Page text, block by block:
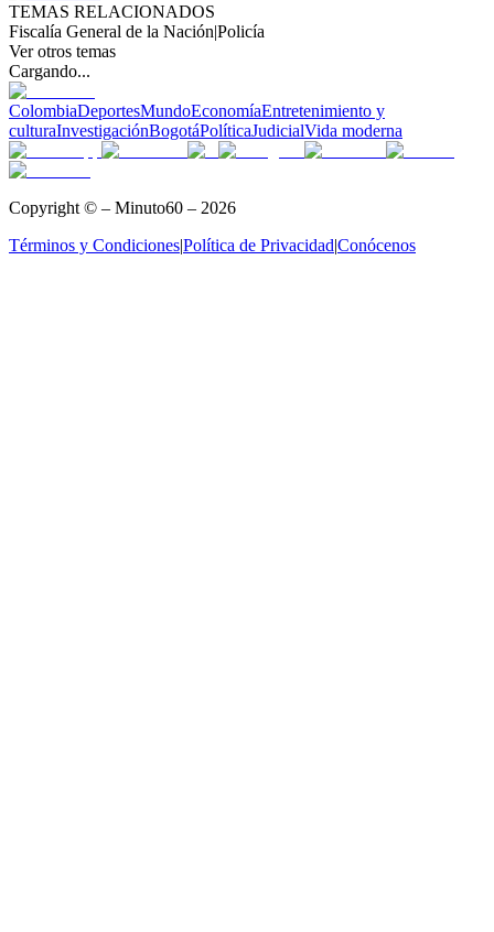
TEMAS RELACIONADOS
Fiscalía General de la Nación|Policía
Ver otros temas
Cargando...
ColombiaDeportesMundoEconomíaEntretenimiento y
culturaInvestigaciónBogotáPolíticaJudicialVida moderna
Copyright © – Minuto60 – 2026
Términos y Condiciones|Política de Privacidad|Conócenos